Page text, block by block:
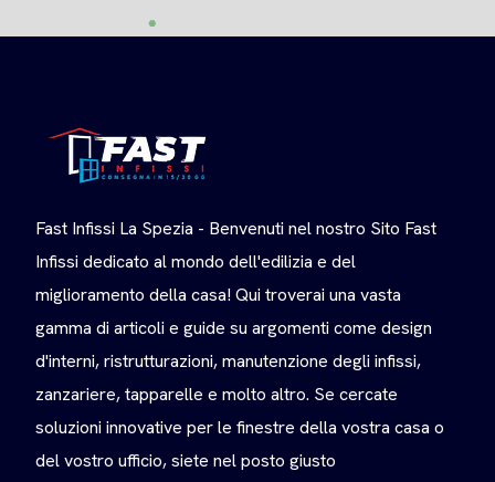
Fast Infissi La Spezia - Benvenuti nel nostro Sito Fast
Infissi dedicato al mondo dell'edilizia e del
miglioramento della casa! Qui troverai una vasta
gamma di articoli e guide su argomenti come design
d'interni, ristrutturazioni, manutenzione degli infissi,
zanzariere, tapparelle e molto altro. Se cercate
soluzioni innovative per le finestre della vostra casa o
del vostro ufficio, siete nel posto giusto